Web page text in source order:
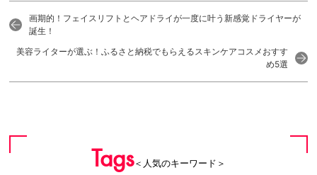
画期的！フェイスリフトとヘアドライが一度に叶う新感覚ドライヤーが
誕生！
美容ライターが選ぶ！ふるさと納税でもらえるスキンケアコスメおすす
め5選
Tags＜人気のキーワード＞